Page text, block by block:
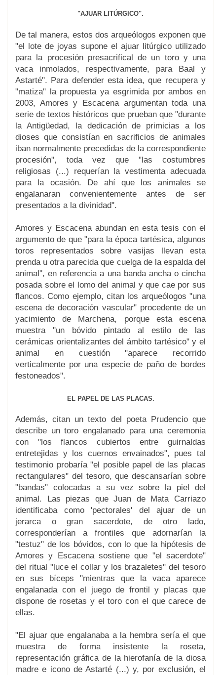
"AJUAR LITÚRGICO".
De tal manera, estos dos arqueólogos exponen que
"el lote de joyas supone el ajuar litúrgico utilizado
para la procesión presacrifical de un toro y una
vaca inmolados, respectivamente, para Baal y
Astarté". Para defender esta idea, que recupera y
"matiza" la propuesta ya esgrimida por ambos en
2003, Amores y Escacena argumentan toda una
serie de textos históricos que prueban que "durante
la Antigüedad, la dedicación de primicias a los
dioses que consistían en sacrificios de animales
iban normalmente precedidas de la correspondiente
procesión", toda vez que "las costumbres
religiosas (...) requerían la vestimenta adecuada
para la ocasión. De ahí que los animales se
engalanaran convenientemente antes de ser
presentados a la divinidad".
Amores y Escacena abundan en esta tesis con el
argumento de que "para la época tartésica, algunos
toros representados sobre vasijas llevan esta
prenda u otra parecida que cuelga de la espalda del
animal", en referencia a una banda ancha o cincha
posada sobre el lomo del animal y que cae por sus
flancos. Como ejemplo, citan los arqueólogos "una
escena de decoración vascular" procedente de un
yacimiento de Marchena, porque esta escena
muestra "un bóvido pintado al estilo de las
cerámicas orientalizantes del ámbito tartésico" y el
animal en cuestión "aparece recorrido
verticalmente por una especie de paño de bordes
festoneados".
EL PAPEL DE LAS PLACAS.
Además, citan un texto del poeta Prudencio que
describe un toro engalanado para una ceremonia
con "los flancos cubiertos entre guirnaldas
entretejidas y los cuernos envainados", pues tal
testimonio probaría "el posible papel de las placas
rectangulares" del tesoro, que descansarían sobre
"bandas" colocadas a su vez sobre la piel del
animal. Las piezas que Juan de Mata Carriazo
identificaba como 'pectorales' del ajuar de un
jerarca o gran sacerdote, de otro lado,
corresponderían a frontiles que adornarían la
"testuz" de los bóvidos, con lo que la hipótesis de
Amores y Escacena sostiene que "el sacerdote"
del ritual "luce el collar y los brazaletes" del tesoro
en sus bíceps "mientras que la vaca aparece
engalanada con el juego de frontil y placas que
dispone de rosetas y el toro con el que carece de
ellas.
"El ajuar que engalanaba a la hembra sería el que
muestra de forma insistente la roseta,
representación gráfica de la hierofanía de la diosa
madre e icono de Astarté (...) y, por exclusión, el